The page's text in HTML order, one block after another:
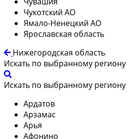
Чукотский АО
Ямало-Ненецкий АО
Ярославская область
Нижегородская область
Искать по выбранному региону
Искать по выбранному региону
Ардатов
Арзамас
Арья
Афонино